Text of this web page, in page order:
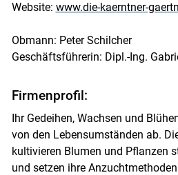
Website: www.die-kaerntner-
Obmann: Peter Schilcher
Geschäftsführerin: Dipl.-Ing.
Firmenprofil:
Ihr Gedeihen, Wachsen und
von den Lebensumständen ab.
kultivieren Blumen und Pflanzen
und setzen ihre